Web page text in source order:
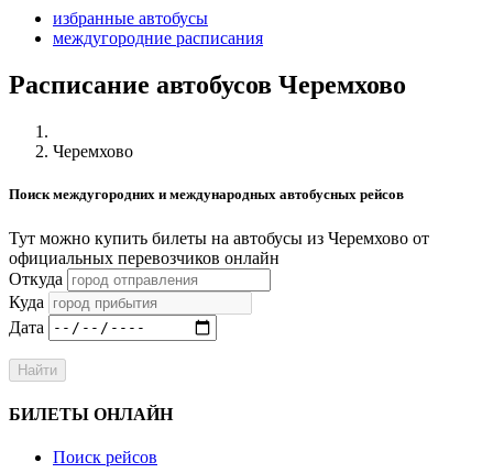
избранные автобусы
междугородние расписания
Расписание автобусов Черемхово
Черемхово
Поиск междугородних и международных автобусных рейсов
Тут можно купить билеты на автобусы из Черемхово от
официальных перевозчиков онлайн
Откуда
Куда
Дата
Найти
БИЛЕТЫ ОНЛАЙН
Поиск рейсов